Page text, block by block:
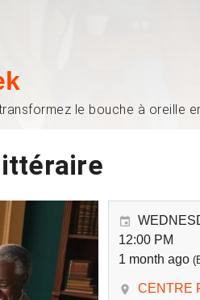
le bouche à oreille
12:00 PM
1 month ago
CENTRE